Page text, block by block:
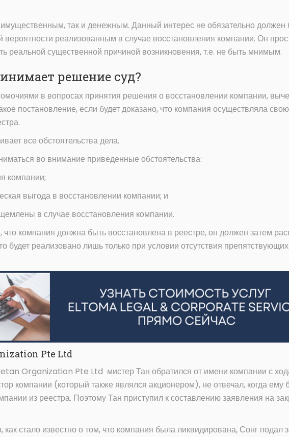
так и денежным. Данный интерес не обязательно должен
реализованным в случае восстановления компании. Он
реальной существенной причиной возникновения, т.е. не быть мнимым.
решение суд?
в вопросах принятия решения о восстановлении компании,
постановление, если будет доказано, что компания осуществляла
все обстоятельства дела.
во внимание приведенные обстоятельства:
компании;
выгода в восстановлении компании; и
в случае восстановления компании.
компания должна быть восстановлена в реестре, он должен затем
будет реализовано лишь только при условии отсутствия
Pte Ltd
Organization Pte Ltd мистер Тан обратился от имени компании с
компании (который также являлся акционером), не отвечал, когда
из реестра. Поэтому Тан приступил к составлению заявления на
как стало известно о том, что компания была ликвидирована, Сонг подал